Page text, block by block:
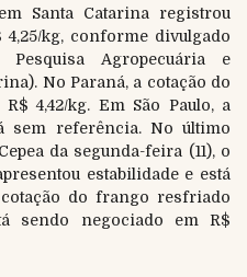
Santa Catarina registrou
4,25/kg, conforme divulgado
Agropecuária e
No Paraná, a cotação do
4,42/kg. Em São Paulo, a
sem referência. No último
da segunda-feira (11), o
estabilidade e está
do frango resfriado
sendo negociado em R$